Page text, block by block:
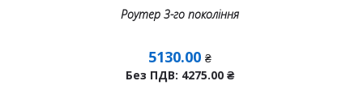
Роутер 3-го покоління
5130.00 ₴
Без ПДВ: 4275.00 ₴